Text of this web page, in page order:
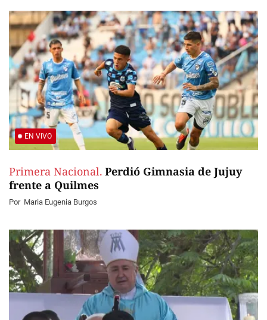
EN VIVO
Primera Nacional. Perdió Gimnasia de Jujuy
frente a Quilmes
Por Maria Eugenia Burgos